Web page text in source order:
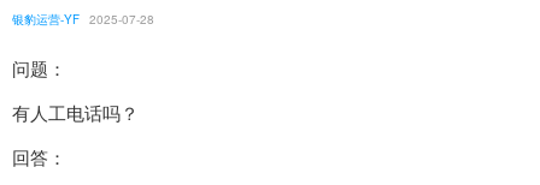
银豹运营-YF 2025-07-28
问题：
有人工电话吗？
回答：